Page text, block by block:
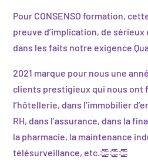
Pour CONSENSO formation,
preuve d’implication, de
dans les faits notre exigence
2021 marque pour nous une
clients prestigieux qui nous ont
l’hôtellerie, dans l’immobilier
RH, dans l’assurance, dans la
la pharmacie, la maintenance
télésurveillance, etc.👏👏👏